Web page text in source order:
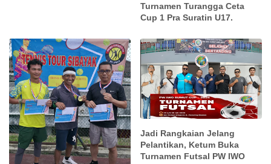
Turnamen Turangga Ceta
Cup 1 Pra Suratin U17.
Jadi Rangkaian Jelang
Pelantikan, Ketum Buka
Turnamen Futsal PW IWO